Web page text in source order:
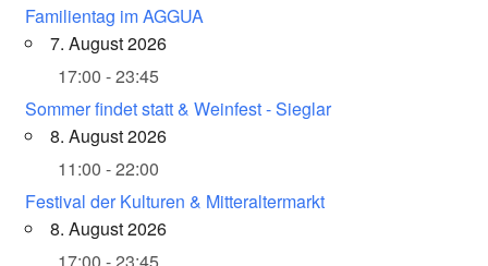
Familientag im AGGUA
7. August 2026
17:00 - 23:45
Sommer findet statt & Weinfest - Sieglar
8. August 2026
11:00 - 22:00
Festival der Kulturen & Mitteraltermarkt
8. August 2026